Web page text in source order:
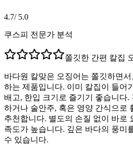
4.7/ 5.0
쿠스피 전문가 분석
쫄깃한 간편 칼집
바다원 칼맞은 오징어는 쫄깃하면
하는 제품입니다. 이미 칼집이 들어
배고, 한입 크기로 즐기기 좋습니다.
하거나 술안주, 혹은 영양 간식으로
추천합니다. 별도의 손질 없이 바로
족도가 높습니다. 깊은 바다의 풍미
수 있습니다.